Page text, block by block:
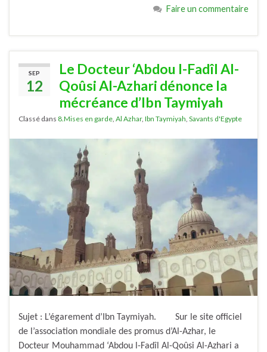
Faire un commentaire
SEP
12
Le Docteur ‘Abdou l-Fadîl Al-
Qoûsi Al-Azhari dénonce la
mécréance d’Ibn Taymiyah
Classé dans 8.Mises en garde, Al Azhar, Ibn Taymiyah, Savants d'Egypte
Sujet : L’égarement d’Ibn Taymiyah. Sur le site officiel
de l’association mondiale des promus d’Al-Azhar, le
Docteur Mouhammad ‘Abdou l-Fadîl Al-Qoûsi Al-Azhari a